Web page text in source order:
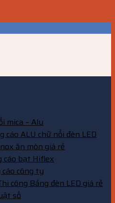
mica – Alu
cáo ALU chữ nổi đèn LED
ăn mòn giá rẻ
cáo bạt Hiflex
công ty
công Bảng đèn LED giá rẻ
số